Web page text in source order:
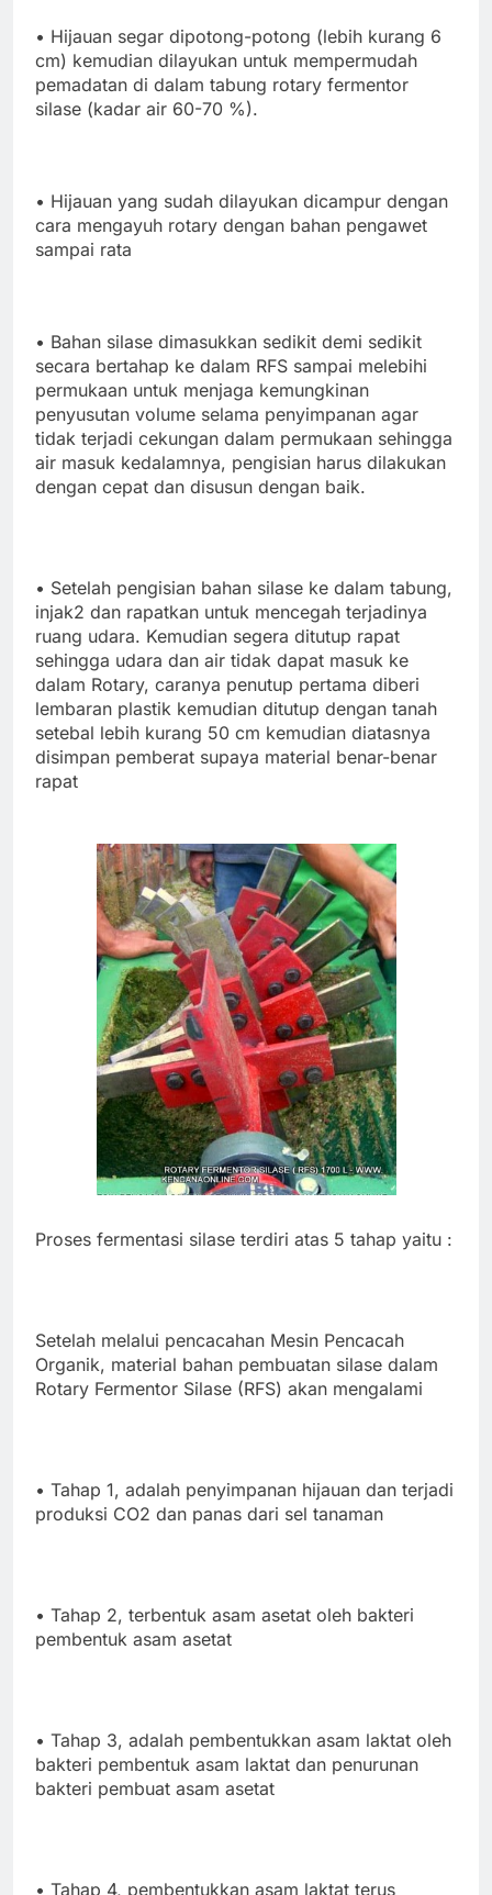
• Hijauan segar dipotong-potong (lebih kurang 6
cm) kemudian dilayukan untuk mempermudah
pemadatan di dalam tabung rotary fermentor
silase (kadar air 60-70 %).
• Hijauan yang sudah dilayukan dicampur dengan
cara mengayuh rotary dengan bahan pengawet
sampai rata
• Bahan silase dimasukkan sedikit demi sedikit
secara bertahap ke dalam RFS sampai melebihi
permukaan untuk menjaga kemungkinan
penyusutan volume selama penyimpanan agar
tidak terjadi cekungan dalam permukaan sehingga
air masuk kedalamnya, pengisian harus dilakukan
dengan cepat dan disusun dengan baik.
• Setelah pengisian bahan silase ke dalam tabung,
injak2 dan rapatkan untuk mencegah terjadinya
ruang udara. Kemudian segera ditutup rapat
sehingga udara dan air tidak dapat masuk ke
dalam Rotary, caranya penutup pertama diberi
lembaran plastik kemudian ditutup dengan tanah
setebal lebih kurang 50 cm kemudian diatasnya
disimpan pemberat supaya material benar-benar
rapat
Proses fermentasi silase terdiri atas 5 tahap yaitu :
Setelah melalui pencacahan Mesin Pencacah
Organik, material bahan pembuatan silase dalam
Rotary Fermentor Silase (RFS) akan mengalami
• Tahap 1, adalah penyimpanan hijauan dan terjadi
produksi CO2 dan panas dari sel tanaman
• Tahap 2, terbentuk asam asetat oleh bakteri
pembentuk asam asetat
• Tahap 3, adalah pembentukkan asam laktat oleh
bakteri pembentuk asam laktat dan penurunan
bakteri pembuat asam asetat
• Tahap 4, pembentukkan asam laktat terus